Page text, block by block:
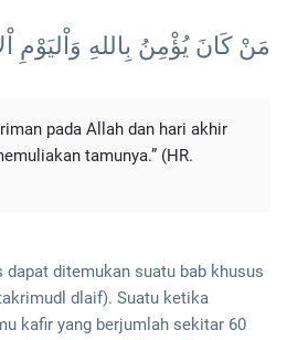
مَنْ كَانَ يُؤْمِنُ بِاللهِ وَاْليَوْمِ
pada Allah dan hari akhir
tamunya.” (HR.
ditemukan suatu bab khusus
dlaif). Suatu ketika
kafir yang berjumlah sekitar 60